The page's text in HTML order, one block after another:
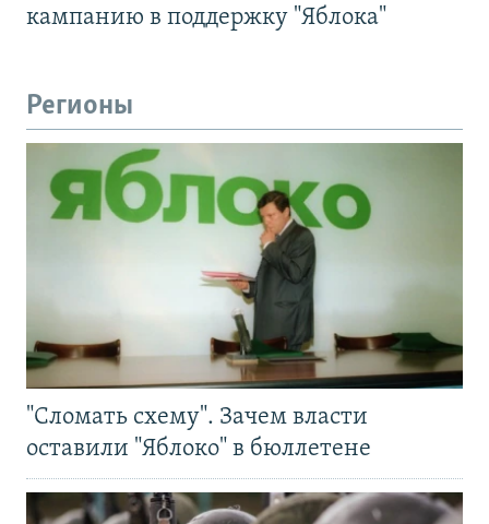
кампанию в поддержку "Яблока"
Регионы
"Сломать схему". Зачем власти
оставили "Яблоко" в бюллетене